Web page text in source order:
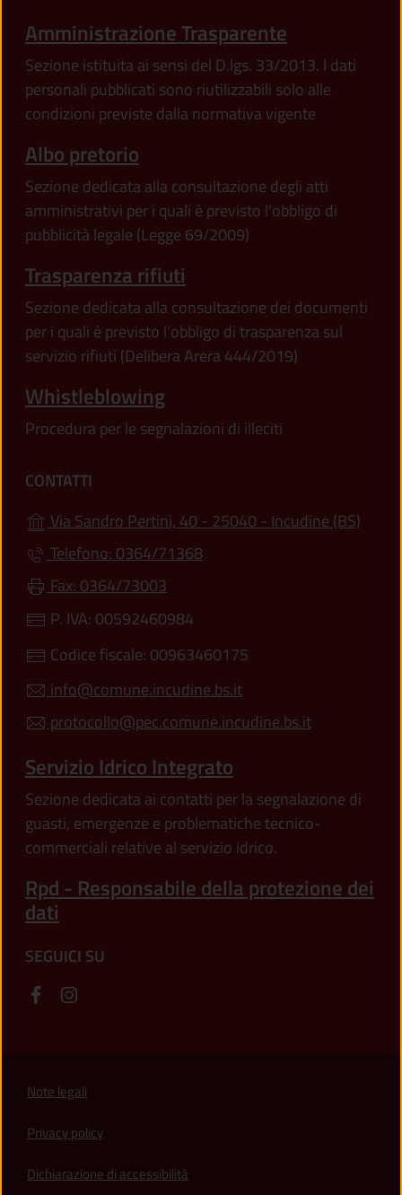
Amministrazione Trasparente
Sezione istituita ai sensi del D.lgs. 33/2013. I dati
personali pubblicati sono riutilizzabili solo alle
condizioni previste dalla normativa vigente
Albo pretorio
Sezione dedicata alla consultazione degli atti
amministrativi per i quali è previsto l'obbligo di
pubblicità legale (Legge 69/2009)
Trasparenza rifiuti
Sezione dedicata alla consultazione dei documenti
per i quali è previsto l'obbligo di trasparenza sul
servizio rifiuti (Delibera Arera 444/2019)
Whistleblowing
Procedura per le segnalazioni di illeciti
CONTATTI
Via Sandro Pertini, 40 - 25040 - Incudine (BS)
Telefono: 0364/71368
Fax: 0364/73003
P. IVA: 00592460984
Codice fiscale: 00963460175
info@comune.incudine.bs.it
protocollo@pec.comune.incudine.bs.it
Servizio Idrico Integrato
Sezione dedicata ai contatti per la segnalazione di
guasti, emergenze e problematiche tecnico-
commerciali relative al servizio idrico.
Rpd - Responsabile della protezione dei
dati
SEGUICI SU
Note legali
Privacy policy
Dichiarazione di accessibilità